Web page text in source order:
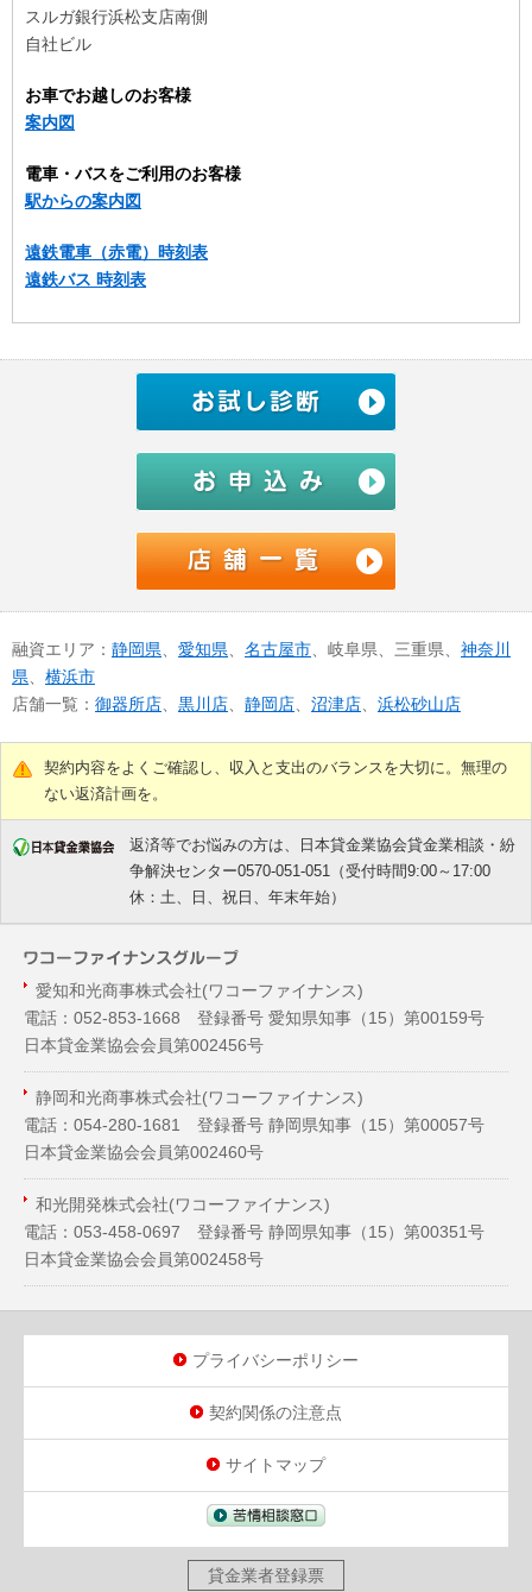
スルガ銀行浜松支店南側
自社ビル
お車でお越しのお客様
案内図
電車・バスをご利用のお客様
駅からの案内図
遠鉄電車（赤電）時刻表
遠鉄バス 時刻表
融資エリア： 静岡県 愛知県 名古屋市 、岐阜県、三重県、 神奈川
県
横浜市
店舗一覧： 御器所店 黒川店 静岡店 沼津店 浜松砂山店
契約内容をよくご確認し、収入と支出のバランスを大切に。無理の
ない返済計画を。
返済等でお悩みの方は、日本貸金業協会貸金業相談・紛
争解決センター0570-051-051（受付時間9:00～17:00
休：土、日、祝日、年末年始）
愛知和光商事株式会社(ワコーファイナンス)
電話：052-853-1668 登録番号 愛知県知事（15）第00159号
日本貸金業協会会員第002456号
静岡和光商事株式会社(ワコーファイナンス)
電話：054-280-1681 登録番号 静岡県知事（15）第00057号
日本貸金業協会会員第002460号
和光開発株式会社(ワコーファイナンス)
電話：053-458-0697 登録番号 静岡県知事（15）第00351号
日本貸金業協会会員第002458号
プライバシーポリシー
契約関係の注意点
サイトマップ
貸金業者登録票